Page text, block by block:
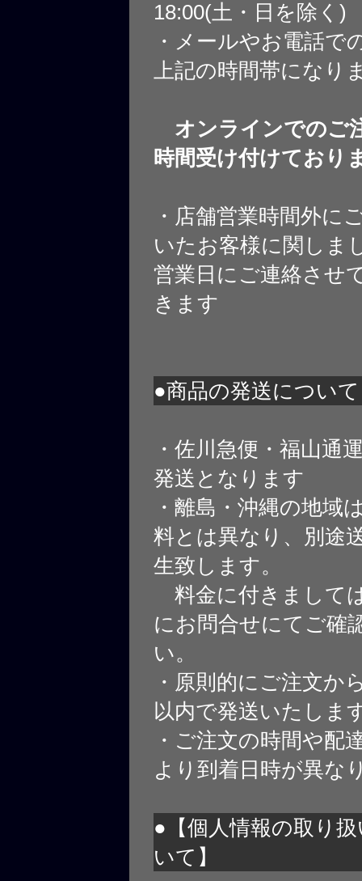
18:00(土・日を除く)
・メールやお電話で
上記の時間帯になり
オンラインでのご
時間受け付けており
・店舗営業時間外に
いたお客様に関しま
営業日にご連絡させ
きます
●商品の発送について
・佐川急便・福山通
発送となります
・離島・沖縄の地域
料とは異なり、別途
生致します。
料金に付きまして
にお問合せにてご確
い。
・原則的にご注文か
以内で発送いたしま
・ご注文の時間や配
より到着日時が異な
●【個人情報の取り
いて】